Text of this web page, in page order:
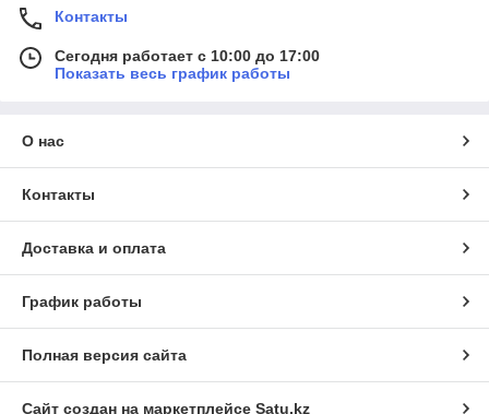
Контакты
Сегодня работает с 10:00 до 17:00
Показать весь график работы
О нас
Контакты
Доставка и оплата
График работы
Полная версия сайта
Сайт создан на маркетплейсе Satu.kz